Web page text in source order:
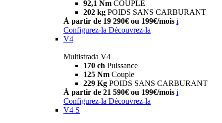
92,1 Nm COUPLE
202 kg POIDS SANS CARBURANT
À partir de 19 290€ ou 199€/mois i
Configurez-la Découvrez-la
V4
Multistrada V4
170 ch Puissance
125 Nm Couple
229 Kg POIDS SANS CARBURANT
À partir de 21 590€ ou 199€/mois i
Configurez-la Découvrez-la
V4 S